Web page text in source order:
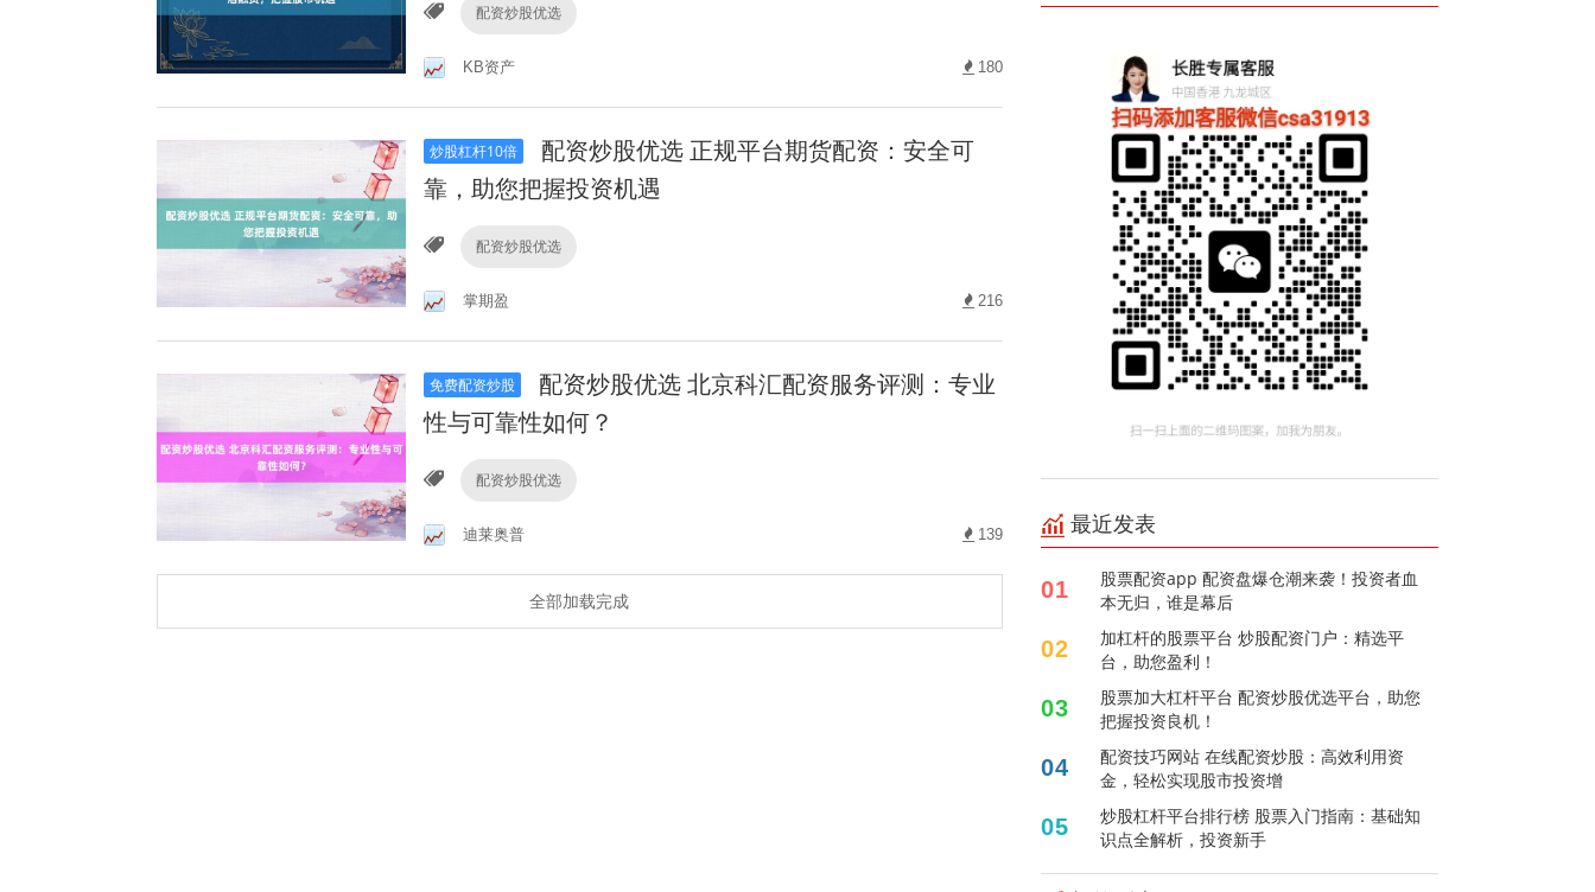
配资炒股优选
KB资产 180
炒股杠杆10倍
配资炒股优选 正规平台期货配资：安全可
靠，助您把握投资机遇
配资炒股优选
掌期盈 216
免费配资炒股
配资炒股优选 北京科汇配资服务评测：专业
性与可靠性如何？
配资炒股优选
迪莱奥普 139
全部加载完成
最近发表
01
股票配资app 配资盘爆仓潮来袭！投资者血
本无归，谁是幕后
02
加杠杆的股票平台 炒股配资门户：精选平
台，助您盈利！
03
股票加大杠杆平台 配资炒股优选平台，助您
把握投资良机！
04
配资技巧网站 在线配资炒股：高效利用资
金，轻松实现股市投资增
05
炒股杠杆平台排行榜 股票入门指南：基础知
识点全解析，投资新手